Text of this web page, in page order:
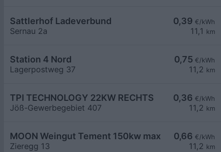
0,39 €/kWh
11,1 km
Sattlerhof Ladeverbund
Sernau 2a
0,75 €/kWh
11,2 km
Station 4 Nord
Lagerpostweg 37
0,36 €/kWh
11,2 km
TPI TECHNOLOGY 22KW RECHTS
Jöß-Gewerbegebiet 407
0,66 €/kWh
11,2 km
MOON Weingut Tement 150kw max
Zieregg 13